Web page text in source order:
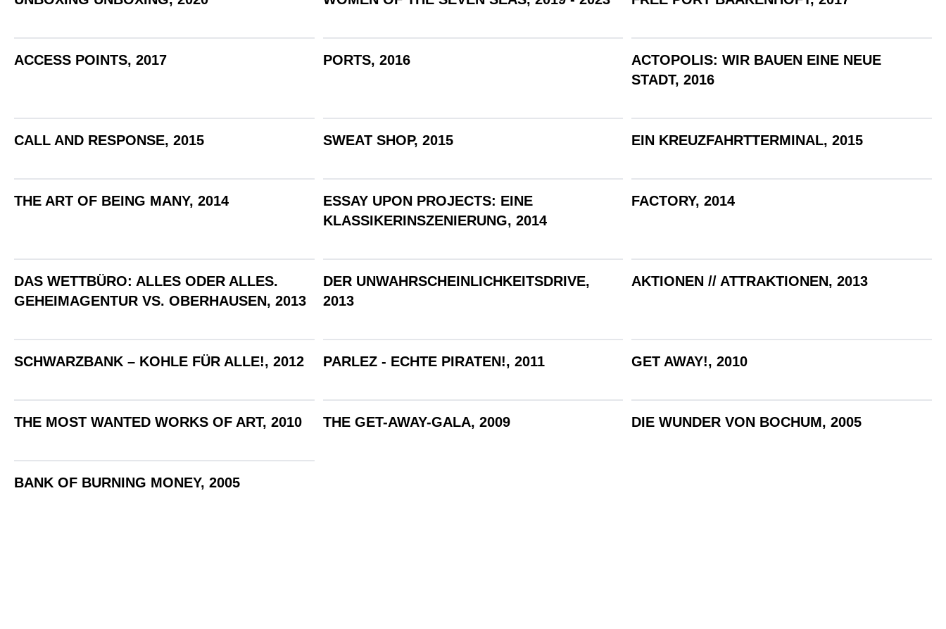
ACCESS POINTS, 2017 PORTS, 2016
ACTOPOLIS: WIR BAUEN EINE NEUE
STADT, 2016
CALL AND RESPONSE, 2015 SWEAT SHOP, 2015 EIN KREUZFAHRTTERMINAL, 2015
THE ART OF BEING MANY, 2014
ESSAY UPON PROJECTS: EINE
KLASSIKERINSZENIERUNG, 2014
FACTORY, 2014
DAS WETTBÜRO: ALLES ODER ALLES.
GEHEIMAGENTUR VS. OBERHAUSEN, 2013
DER UNWAHRSCHEINLICHKEITSDRIVE,
2013
AKTIONEN // ATTRAKTIONEN, 2013
SCHWARZBANK – KOHLE FÜR ALLE!, 2012 PARLEZ - ECHTE PIRATEN!, 2011 GET AWAY!, 2010
THE MOST WANTED WORKS OF ART, 2010 THE GET-AWAY-GALA, 2009 DIE WUNDER VON BOCHUM, 2005
BANK OF BURNING MONEY, 2005